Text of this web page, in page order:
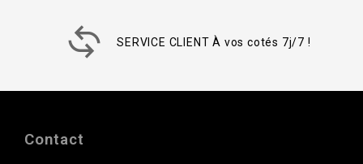
SERVICE CLIENT À vos cotés 7j/7 !
Contact